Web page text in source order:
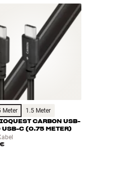
Meter 1.5 Meter
CARBON USB-
USB-C (0.75 METER)